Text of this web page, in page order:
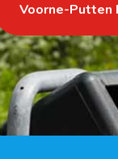
Voorne-Putten